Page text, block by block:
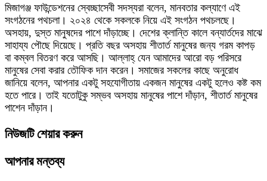
মিজাগঞ্জ ফাউন্ডেশনের স্বেচ্ছাসেবী সদস্যরা বলেন, মানবতার কল্যাণে এই
সংগঠনের পথচলা। ২০২৪ থেকে সকলকে নিয়ে এই সংগঠন পথচলছে।
অসহায়, দুস্ত মানুষদের পাশে দাঁড়াচ্ছে। দেশের ক্লান্তি কালে বন্যার্তদের মাঝে
সাহায্য পৌছে দিয়েছে। প্রতি বছর অসহায় শীতার্ত মানুষের জন্য গরম কাপড়
বা কম্বল বিতরণ করে আসছি। আল্লাহ্ যেন আমাদের আরো বড় পরিসরে
মানুষের সেবা করার তৌফিক দান করেন। সমাজের সকলের কাছে অনুরোধ
জানিয়ে বলেন, আপনার একটু সহযোগীতায় একজন মানুষের একটু হলেও কষ্ট কম
হতে পারে। তাই যতোটুকু সম্ভব অসহায় মানুষের পাশে দাঁড়ান, শীতার্ত মানুষের
পাশেন দাঁড়ান।
নিউজটি শেয়ার করুন
আপনার মন্তব্য